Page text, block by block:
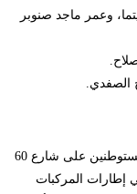
وعمر ماجد صنوبر
1. الساعة 13:20 تواجدت مجموعة من المستوطنين على شارع 60
إطارات المركبات